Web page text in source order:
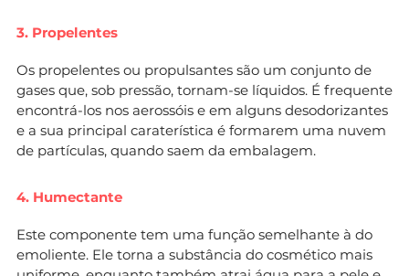
3. Propelentes
Os propelentes ou propulsantes são um conjunto de
gases que, sob pressão, tornam-se líquidos. É frequente
encontrá-los nos aerossóis e em alguns desodorizantes
e a sua principal caraterística é formarem uma nuvem
de partículas, quando saem da embalagem.
4. Humectante
Este componente tem uma função semelhante à do
emoliente. Ele torna a substância do cosmético mais